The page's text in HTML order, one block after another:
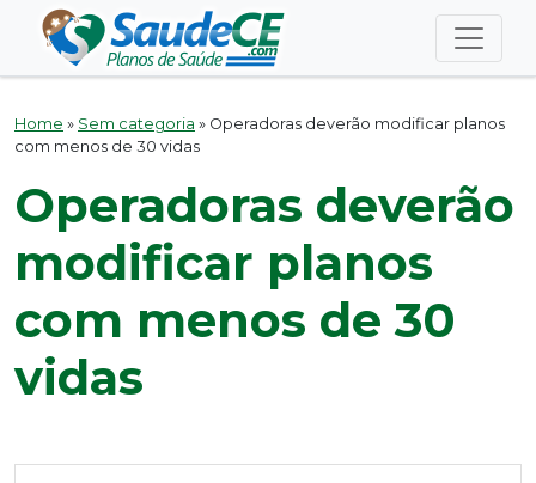
Home » Sem categoria » Operadoras deverão modificar planos
com menos de 30 vidas
Operadoras deverão
modificar planos
com menos de 30
vidas